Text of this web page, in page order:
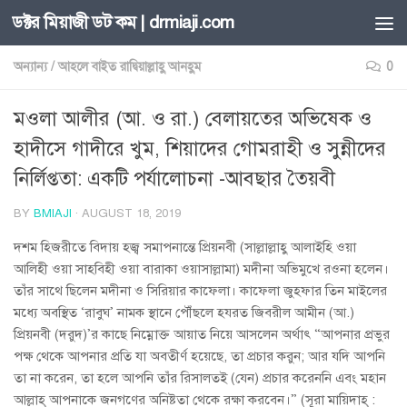
Skip to content
ডক্টর মিয়াজী ডট কম | drmiaji.com
অন্যান্য / আহলে বাইত রাদ্বিয়াল্লাহু আনহুম 0
মওলা আলীর (আ. ও রা.) বেলায়তের অভিষেক ও
হাদীসে গাদীরে খুম, শিয়াদের গোমরাহী ও সুন্নীদের
নির্লিপ্ততা: একটি পর্যালোচনা -আবছার তৈয়বী
BY BMIAJI · AUGUST 18, 2019
দশম হিজরীতে বিদায় হজ্ব সমাপনান্তে প্রিয়নবী (সাল্লাল্লাহু আলাইহি ওয়া
আলিহী ওয়া সাহবিহী ওয়া বারাকা ওয়াসাল্লামা) মদীনা অভিমুখে রওনা হলেন।
তাঁর সাথে ছিলেন মদীনা ও সিরিয়ার কাফেলা। কাফেলা জুহ্ফার তিন মাইলের
মধ্যে অবস্থিত ‘রাবুঘ’ নামক স্থানে পৌঁছলে হযরত জিবরীল আমীন (আ.)
প্রিয়নবী (দরুদ)’র কাছে নিম্নোক্ত আয়াত নিয়ে আসলেন অর্থাৎ “আপনার প্রভুর
পক্ষ থেকে আপনার প্রতি যা অবতীর্ণ হয়েছে, তা প্রচার করুন; আর যদি আপনি
তা না করেন, তা হলে আপনি তাঁর রিসালতই (যেন) প্রচার করেননি এবং মহান
আল্লাহ্ আপনাকে জনগণের অনিষ্টতা থেকে রক্ষা করবেন।” (সূরা মায়িদাহ্ :